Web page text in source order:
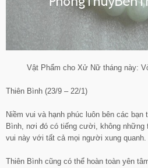
Vật Phẩm cho Xử Nữ tháng này:
Thiên Bình (23/9 – 22/1)
Niềm vui và hạnh phúc luôn bên các
Bình, nơi đó có tiếng cười, không những
vui này với tất cả mọi người xung quanh.
Thiên Bình cũng có thể hoàn toàn yên